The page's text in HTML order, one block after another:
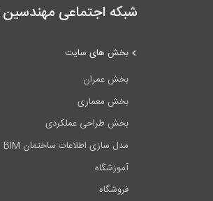
شبکه اجتماعی مهندسین 808
بخش های سایت
بخش عمران
بخش معماری
بخش طراحی عملکردی
مدل سازی اطلاعات ساختمان BIM
آموزشگاه
فروشگاه